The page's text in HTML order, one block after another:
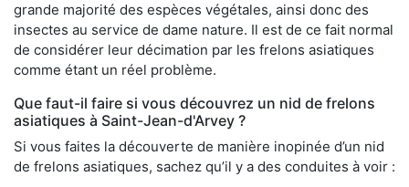
grande majorité des espèces végétales, ainsi donc des
insectes au service de dame nature. Il est de ce fait normal
de considérer leur décimation par les frelons asiatiques
comme étant un réel problème.
Que faut-il faire si vous découvrez un nid de frelons
asiatiques à Saint-Jean-d'Arvey ?
Si vous faites la découverte de manière inopinée d’un nid
de frelons asiatiques, sachez qu’il y a des conduites à voir :